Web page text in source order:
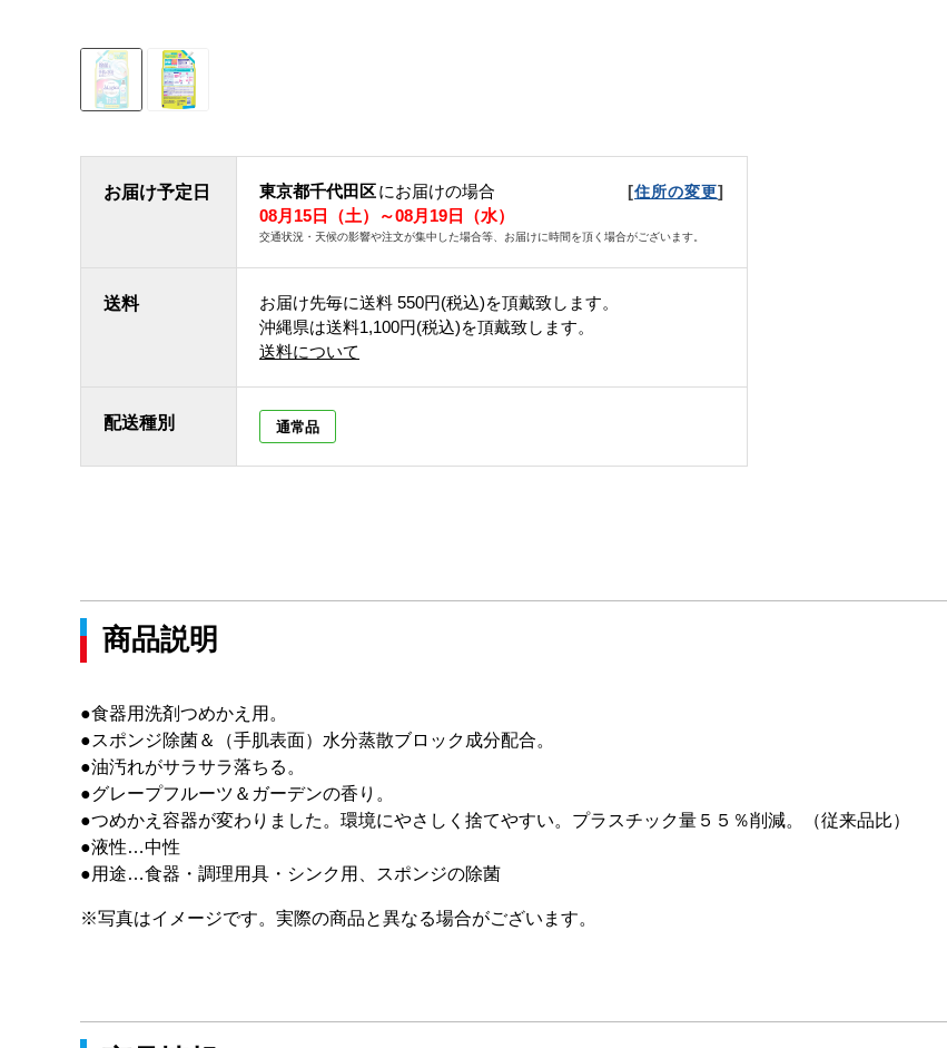
お届け予定日 東京都千代田区にお届けの場合 [住所の変更]
08月15日（土）～08月19日（水）
交通状況・天候の影響や注文が集中した場合等、お届けに時間を頂く場合がございます。
送料 お届け先毎に送料 550円(税込)を頂戴致します。
沖縄県は送料1,100円(税込)を頂戴致します。
送料について
配送種別 通常品
商品説明
●食器用洗剤つめかえ用。
●スポンジ除菌＆（手肌表面）水分蒸散ブロック成分配合。
●油汚れがサラサラ落ちる。
●グレープフルーツ＆ガーデンの香り。
●つめかえ容器が変わりました。環境にやさしく捨てやすい。プラスチック量５５％削減。（従来品比）
●液性…中性
●用途…食器・調理用具・シンク用、スポンジの除菌
※写真はイメージです。実際の商品と異なる場合がございます。